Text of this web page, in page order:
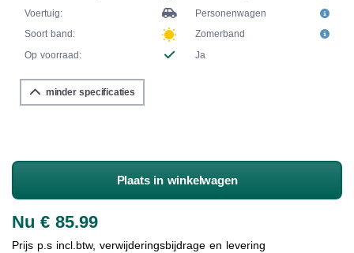
Voertuig:
Personenwagen
Soort band:
Zomerband
Op voorraad:
Ja
minder specificaties
Plaats in winkelwagen
Nu € 85.99
Prijs p.s incl.btw, verwijderingsbijdrage en levering